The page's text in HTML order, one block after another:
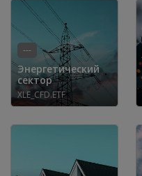
---
Энергетический
сектор
XLE_CFD.ETF